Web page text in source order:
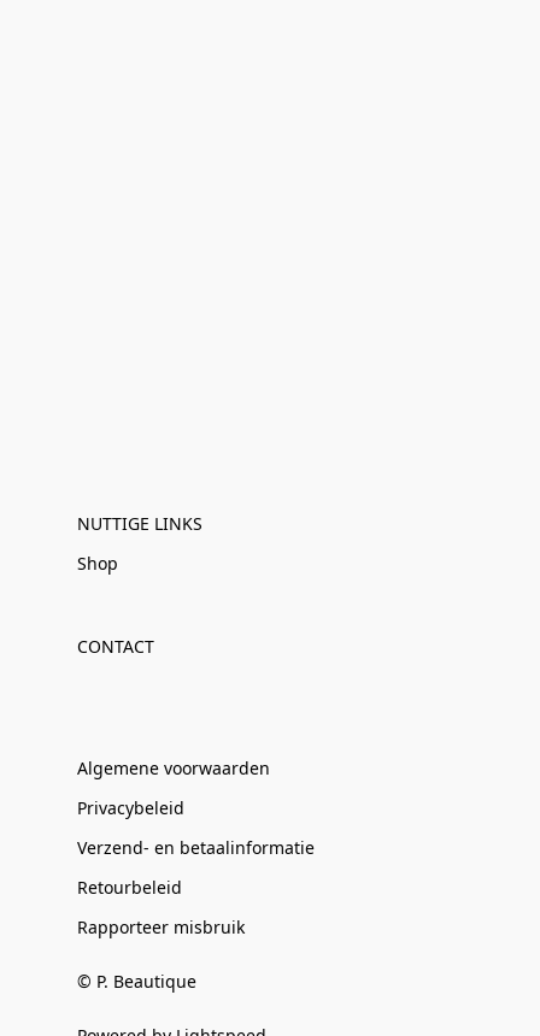
NUTTIGE LINKS
Shop
CONTACT
Algemene voorwaarden
Privacybeleid
Verzend- en betaalinformatie
Retourbeleid
Rapporteer misbruik
© P. Beautique